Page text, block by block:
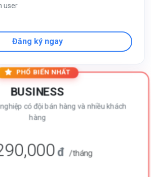
user
Đăng ký ngay
PHỔ BIẾN NHẤT
BUSINESS
có đội bán hàng và nhiều khách
hàng
đ /tháng